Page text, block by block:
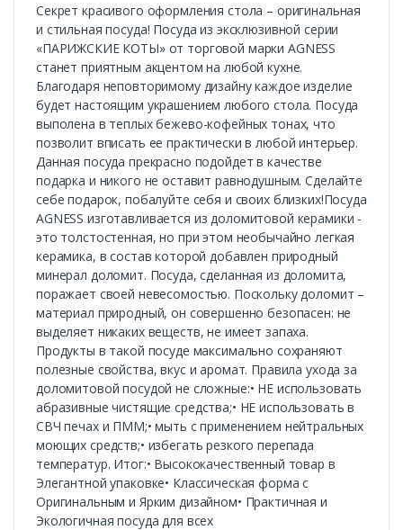
Секрет красивого оформления стола – оригинальная
и стильная посуда! Посуда из эксклюзивной серии
«ПАРИЖСКИЕ КОТЫ» от торговой марки AGNESS
станет приятным акцентом на любой кухне.
Благодаря неповторимому дизайну каждое изделие
будет настоящим украшением любого стола. Посуда
выполена в теплых бежево-кофейных тонах, что
позволит вписать ее практически в любой интерьер.
Данная посуда прекрасно подойдет в качестве
подарка и никого не оставит равнодушным. Сделайте
себе подарок, побалуйте себя и своих близких!Посуда
AGNESS изготавливается из доломитовой керамики -
это толстостенная, но при этом необычайно легкая
керамика, в состав которой добавлен природный
минерал доломит. Посуда, сделанная из доломита,
поражает своей невесомостью. Поскольку доломит –
материал природный, он совершенно безопасен: не
выделяет никаких веществ, не имеет запаха.
Продукты в такой посуде максимально сохраняют
полезные свойства, вкус и аромат. Правила ухода за
доломитовой посудой не сложные:• НЕ использовать
абразивные чистящие средства;• НЕ использовать в
СВЧ печах и ПММ;• мыть с применением нейтральных
моющих средств;• избегать резкого перепада
температур. Итог:• Высококачественный товар в
Элегантной упаковке• Классическая форма с
Оригинальным и Ярким дизайном• Практичная и
Экологичная посуда для всех